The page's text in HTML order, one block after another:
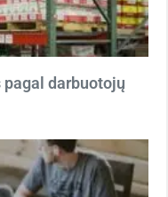
darbuotojų